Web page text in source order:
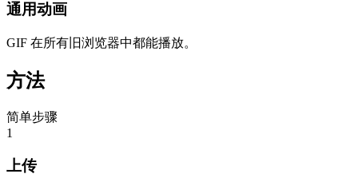
通用动画
GIF 在所有旧浏览器中都能播放。
方法
简单步骤
1
上传